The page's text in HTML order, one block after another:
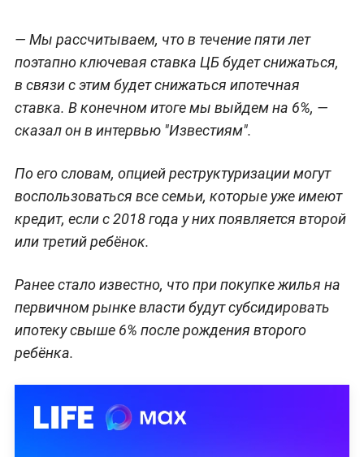
— Мы рассчитываем, что в течение пяти лет
поэтапно ключевая ставка ЦБ будет снижаться,
в связи с этим будет снижаться ипотечная
ставка. В конечном итоге мы выйдем на 6%, —
сказал он в интервью "Известиям".
По его словам, опцией реструктуризации могут
воспользоваться все семьи, которые уже имеют
кредит, если с 2018 года у них появляется второй
или третий ребёнок.
Ранее стало известно, что при покупке жилья на
первичном рынке власти будут субсидировать
ипотеку свыше 6% после рождения второго
ребёнка.